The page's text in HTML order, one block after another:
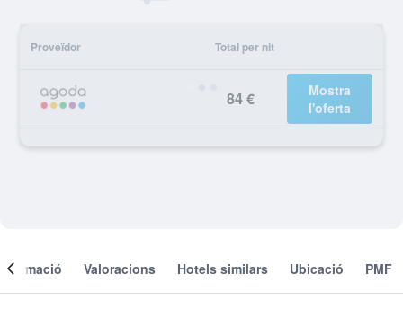
Proveïdor Total per nit
84 €
Mostra
l'oferta
Valoracions Hotels similars Ubicació PMF